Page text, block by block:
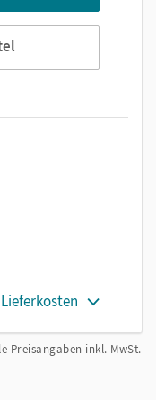
Preisangaben inkl. MwSt.